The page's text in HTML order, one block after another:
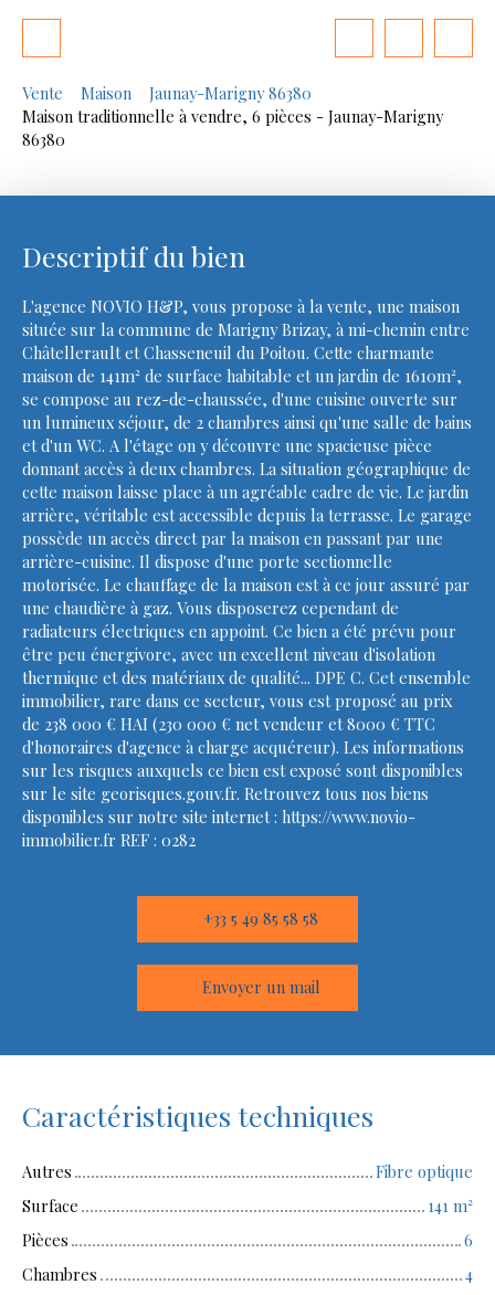
Vente Maison
Jaunay-Marigny 86380
Maison traditionnelle à vendre, 6 pièces - Jaunay-Marigny
86380
Descriptif du bien
L'agence NOVIO H&P, vous propose à la vente, une maison
située sur la commune de Marigny Brizay, à mi-chemin entre
Châtellerault et Chasseneuil du Poitou. Cette charmante
maison de 141m² de surface habitable et un jardin de 1610m²,
se compose au rez-de-chaussée, d'une cuisine ouverte sur
un lumineux séjour, de 2 chambres ainsi qu'une salle de bains
et d'un WC. A l'étage on y découvre une spacieuse pièce
donnant accès à deux chambres. La situation géographique de
cette maison laisse place à un agréable cadre de vie. Le jardin
arrière, véritable est accessible depuis la terrasse. Le garage
possède un accès direct par la maison en passant par une
arrière-cuisine. Il dispose d'une porte sectionnelle
motorisée. Le chauffage de la maison est à ce jour assuré par
une chaudière à gaz. Vous disposerez cependant de
radiateurs électriques en appoint. Ce bien a été prévu pour
être peu énergivore, avec un excellent niveau d'isolation
thermique et des matériaux de qualité... DPE C. Cet ensemble
immobilier, rare dans ce secteur, vous est proposé au prix
de 238 000 € HAI (230 000 € net vendeur et 8000 € TTC
d'honoraires d'agence à charge acquéreur). Les informations
sur les risques auxquels ce bien est exposé sont disponibles
sur le site georisques.gouv.fr. Retrouvez tous nos biens
disponibles sur notre site internet : https://www.novio-
immobilier.fr REF : 0282
+33 5 49 85 58 58
Envoyer un mail
Caractéristiques techniques
Autres
Fibre optique
Surface
141 m²
Pièces
6
Chambres
4